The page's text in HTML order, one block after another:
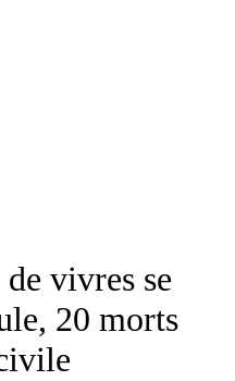
vivres se
20 morts